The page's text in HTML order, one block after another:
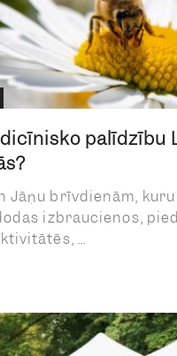
palīdzību
Jāņu brīvdienām,
izbraucienos,
...